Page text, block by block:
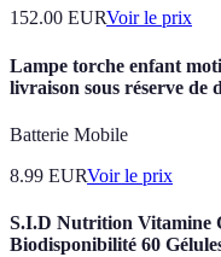
152.00 EURVoir le prix
Lampe torche enfant
livraison sous réserve de
Batterie Mobile
8.99 EURVoir le prix
S.I.D Nutrition Vitamine
Biodisponibilité 60